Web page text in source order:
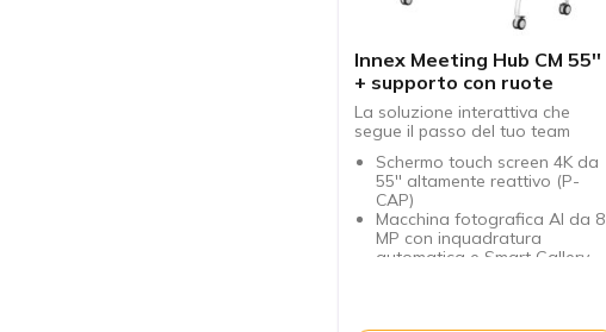
Innex Meeting Hub CM 55''
+ supporto con ruote
La soluzione interattiva che
segue il passo del tuo team
Schermo touch screen 4K da
55'' altamente reattivo (P-
CAP)
Macchina fotografica AI da 8
MP con inquadratura
automatica e Smart Gallery